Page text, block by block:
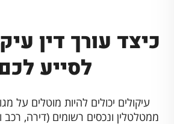
כיצד עורך דין
לסייע
עיקולים יכולים להיות מוטלים על
ממטלטלין ונכסים רשומים (דירה, רכב